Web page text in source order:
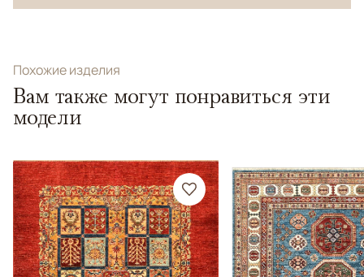
Похожие изделия
Вам также могут понравиться эти
модели